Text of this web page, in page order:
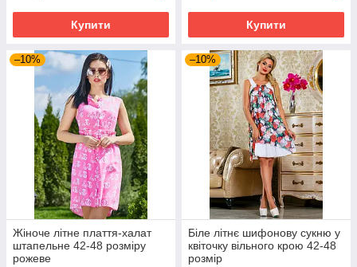
Купити Купити
–10%
Жіноче літне плаття-халат
штапельне 42-48 розміру
рожеве
–10%
Біле літнє шифонову сукню у
квіточку вільного крою 42-48
розмір